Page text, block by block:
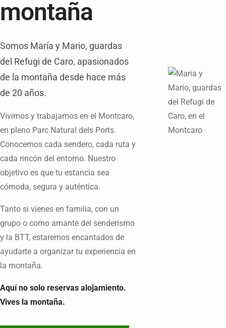
montaña
Somos María y Mario, guardas
del Refugi de Caro, apasionados
de la montaña desde hace más
de 20 años.
Vivimos y trabajamos en el Montcaro,
en pleno Parc Natural dels Ports.
Conocemos cada sendero, cada ruta y
cada rincón del entorno. Nuestro
objetivo es que tu estancia sea
cómoda, segura y auténtica.
Tanto si vienes en familia, con un
grupo o como amante del senderismo
y la BTT, estaremos encantados de
ayudarte a organizar tu experiencia en
la montaña.
Aquí no solo reservas alojamiento.
Vives la montaña.